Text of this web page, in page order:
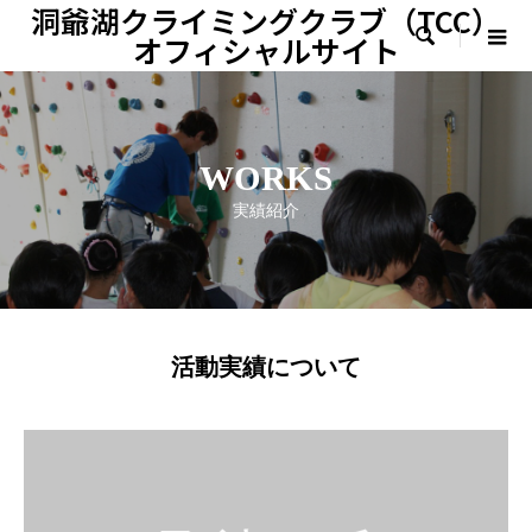
洞爺湖クライミングクラブ（TCC）
オフィシャルサイト 
WORKS 実績紹介
WORKS
実績紹介
活動実績について